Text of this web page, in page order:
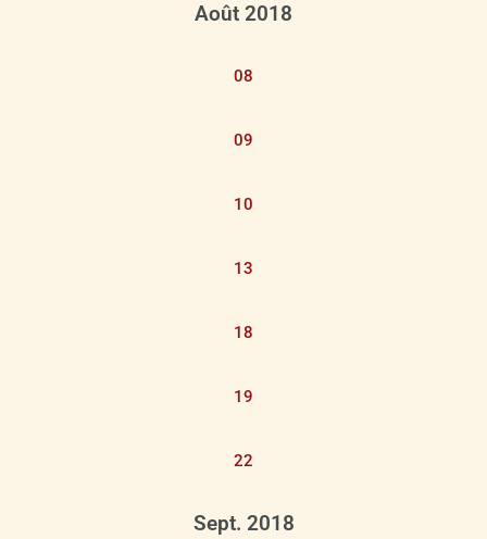
Août 2018
08
09
10
13
18
19
22
Sept. 2018